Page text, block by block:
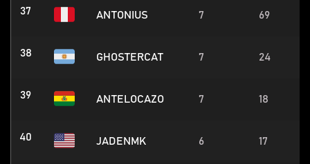
37 ANTONIUS 7 69
38 GHOSTERCAT 7 24
39 ANTELOCAZO 7 18
40 JADENMK 6 17